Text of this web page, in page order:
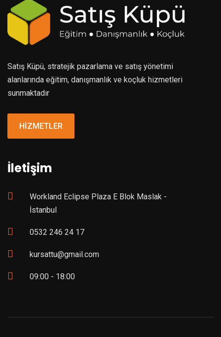
Satış Küpü, stratejik pazarlama ve satış yönetimi
alanlarında eğitim, danışmanlık ve koçluk hizmetleri
sunmaktadır
HİZMETLER
İletişim
Workland Eclipse Plaza E Blok Maslak -
İstanbul
0532 246 24 17
kursattu@gmail.com
09:00 - 18:00